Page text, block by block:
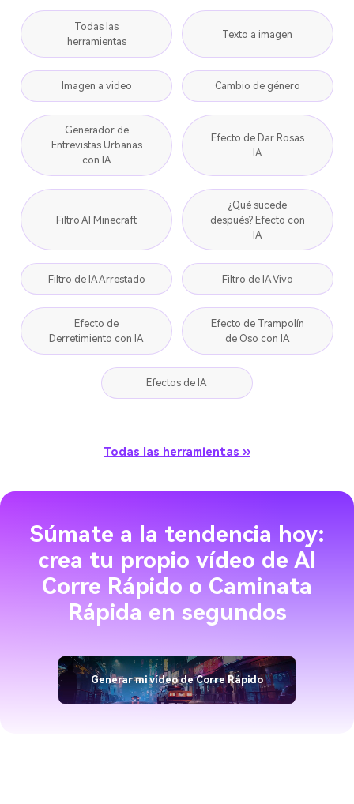
Todas las
herramientas
Texto a imagen
Imagen a video Cambio de género
Generador de
Entrevistas Urbanas
con IA
Efecto de Dar Rosas
IA
Filtro AI Minecraft
¿Qué sucede
después? Efecto con
IA
Filtro de IA Arrestado Filtro de IA Vivo
Efecto de
Derretimiento con IA
Efecto de Trampolín
de Oso con IA
Efectos de IA
Todas las herramientas ››
Súmate a la tendencia hoy:
crea tu propio vídeo de AI
Corre Rápido o Caminata
Rápida en segundos
Generar mi vídeo de Corre Rápido